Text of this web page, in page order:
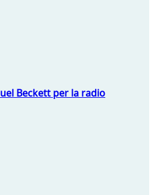
Beckett per la radio